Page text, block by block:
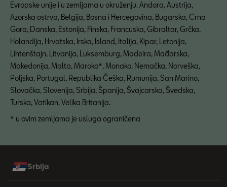
Evropske unije i u zemljama u okruženju. Andora, Austrija,
Azorska ostrva, Belgija, Bosna i Hercegovina, Bugarska, Crna
Gora, Danska, Estonija, Finska, Francuska, Gibraltar, Grčka,
Holandija, Hrvatska, Irska, Island, Italija, Kipar, Letonija,
Lihtenštajn, Litvanija, Luksemburg, Madeira, Mađarska,
Makedonija, Malta, Maroko*, Monako, Nemačka, Norveška,
Poljska, Portugal, Republika Češka, Rumunija, San Marino,
Slovačka, Slovenija, Srbija, Španija, Švajcarska, Švedska,
Turska, Vatikan, Velika Britanija.
* u ovim zemljama je usluga ograničena
Srbija